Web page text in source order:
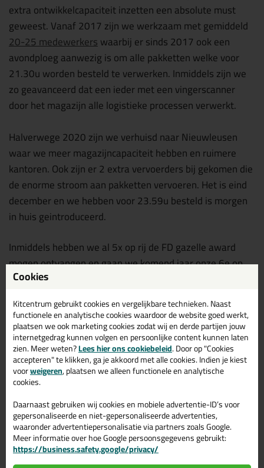
extra ontwikkelcapaciteit inzetten een absolute must
geweest. Vanaf 2017 zijn we werkzaam met gemiddeld
20-25 medewerkerswaarbij er sinds 2017 ook een
avondploeg aanwezig is om alle pakketten welke voor
21.30u worden besteld te verwerken. Inmiddels zijn we
zo geavanceerd dat een ieder met een vingerscanner
door het magazijn alle logistieke processen verwerkt.
Halverwege 2020 zijn we verhuisd naar Nieuwleusen
waar we meer magazijncapaciteit hebben en ruimere
kantoren. Ook zijn er 2 extra vervoerders bij gekomen die
de enorme stroom aan pakketten vervoeren. Het is eind
december en we hebben voor 23.59u besteld is morgen
in huis geintroduceerd.
Inmiddels hebben we al 5x op rij de FD gazelle award
mogen ontvangen en gaan we komend jaar onze 6e op
een rij ophalen!
Door de jaren heen zijn we officieel dealer en
verkooppunt van de meest bekende fabrikanten zoals:
Otto Chemie, Sika, Den Braven Sealants, Connect
Products, Tremco Illbruck, Soudal, Frencken, Anza
schildersbenodigdheden,Kip tapes, Bostik
verkooppunt vanDen Braven (Zwaluw)
verkooppunt vanOtto Chemie (Ottoseal)
verkooppunt vanIllbruck
verkooppunt vanSika
Cookies
Kitcentrum gebruikt cookies en vergelijkbare technieken. Naast
functionele en analytische cookies waardoor de website goed werkt,
plaatsen we ook marketing cookies zodat wij en derde partijen jouw
internetgedrag kunnen volgen en persoonlijke content kunnen laten
zien. Meer weten?Lees hier ons cookiebeleid. Door op "Cookies
accepteren" te klikken, ga je akkoord met alle cookies. Indien je kiest
voorweigeren, plaatsen we alleen functionele en analytische
cookies.
Daarnaast gebruiken wij cookies en mobiele advertentie-ID’s voor
gepersonaliseerde en niet-gepersonaliseerde advertenties,
waaronder advertentiepersonalisatie via partners zoals Google.
Meer informatie over hoe Google persoonsgegevens gebruikt:
https://business.safety.google/privacy/